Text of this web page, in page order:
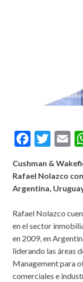
Cushman &
Cushman &
Rafael Nolazco
Argentina,
Rafael Nolazco
en el sector
en 2009, en
liderando las áreas
Management para
comerciales e